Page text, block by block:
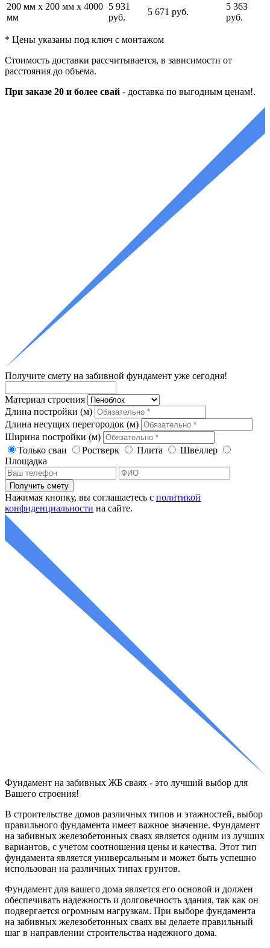
200 мм x 200 мм x 4000
мм
5 931
руб.
5 671 руб.
5 363
руб.
* Цены указаны под ключ с монтажом
Стоимость доставки рассчитывается, в зависимости от
расстояния до объема.
При заказе 20 и более свай - доставка по выгодным ценам!.
Получите смету на забивной фундамент уже сегодня!
Материал строения
Длина постройки (м)
Длина несущих перегородок (м)
Ширина постройки (м)
Только сваи
Ростверк Плита
Швеллер
Площадка
Нажимая кнопку, вы соглашаетесь с политикой
конфиденциальности на сайте.
Фундамент на забивных ЖБ сваях - это лучший выбор для
Вашего строения!
В строительстве домов различных типов и этажностей, выбор
правильного фундамента имеет важное значение. Фундамент
на забивных железобетонных сваях является одним из лучших
вариантов, с учетом соотношения цены и качества. Этот тип
фундамента является универсальным и может быть успешно
использован на различных типах грунтов.
Фундамент для вашего дома является его основой и должен
обеспечивать надежность и долговечность здания, так как он
подвергается огромным нагрузкам. При выборе фундамента
на забивных железобетонных сваях вы делаете правильный
шаг в направлении строительства надежного дома.